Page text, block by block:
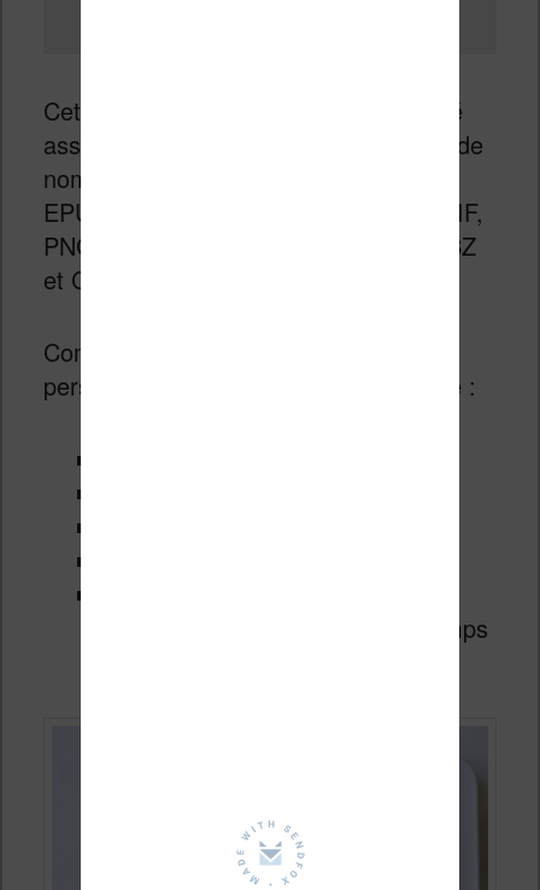
Cette Libra 2 propose une compatibilité
assez importante puisqu’elle supporte de
nombreux formats de fichiers : EPUB,
EPUB3, FlePub, PDF, MOBI, JPEG, GIF,
PNG, BMP, TIFF, TXT, HTML, RTF, CBZ
et CBR.
Comme toujours, on a des options de
personnalisations du texte intéressante :
temps restant dans le livre et temps